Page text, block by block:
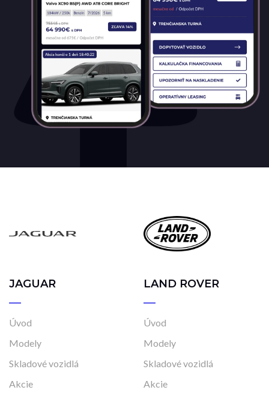
JAGUAR
Úvod
Modely
Skladové vozidlá
Akcie
LAND ROVER
Úvod
Modely
Skladové vozidlá
Akcie